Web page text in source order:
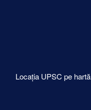
Locația UPSC pe hartă